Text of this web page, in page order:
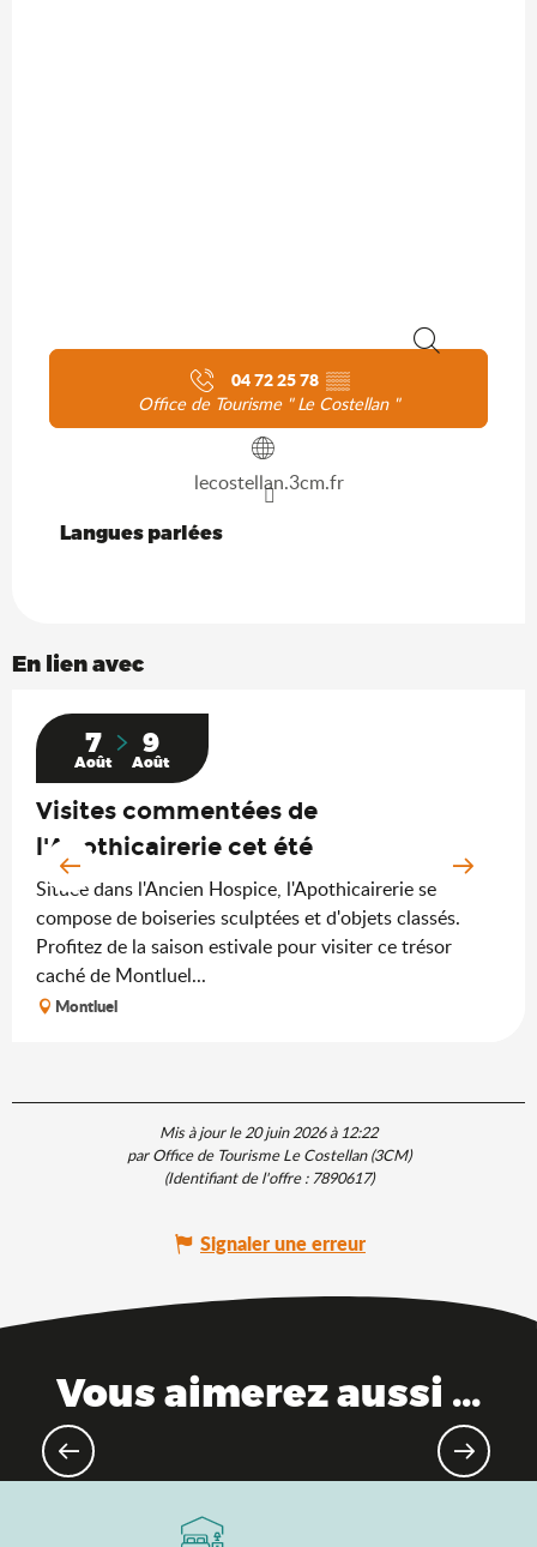
04 72 25 78 ▒▒
Office de Tourisme " Le Costellan "
lecostellan.3cm.fr
Langues parlées
Langues parlées
En lien avec
7
Août
9
Août
Visites commentées de
l'Apothicairerie cet été
Située dans l'Ancien Hospice, l'Apothicairerie se
compose de boiseries sculptées et d'objets classés.
Profitez de la saison estivale pour visiter ce trésor
caché de Montluel...
Montluel
Mis à jour le 20 juin 2026 à 12:22
par Office de Tourisme Le Costellan (3CM)
(Identifiant de l'offre :7890617)
Signaler une erreur
Vous aimerez aussi ...